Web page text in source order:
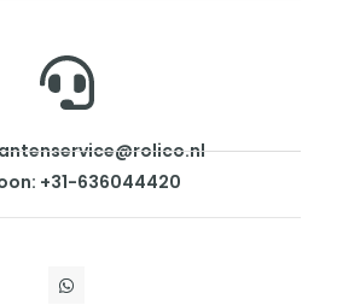
+31-636044420